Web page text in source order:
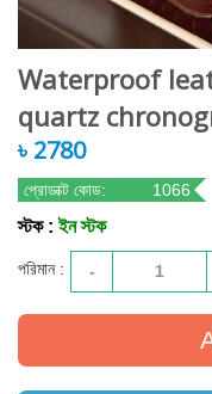
Waterproof
quartz
৳ 2780
প্রোডাক্ট কোড: 1066
স্টক :ইন স্টক
পরিমান : - 1